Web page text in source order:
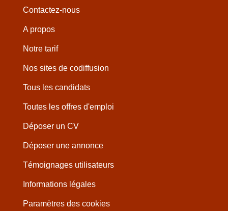
Contactez-nous
A propos
Notre tarif
Nos sites de codiffusion
Tous les candidats
Toutes les offres d'emploi
Déposer un CV
Déposer une annonce
Témoignages utilisateurs
Informations légales
Paramètres des cookies